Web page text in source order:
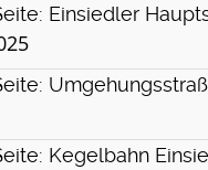
Einsiedler
Kegelbahn